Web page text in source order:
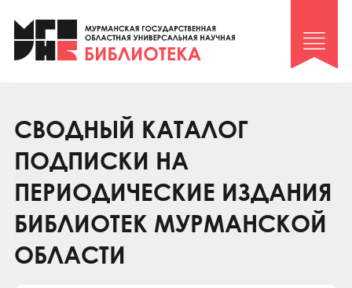
Клуб «Гиря и сельдерей»
Клуб «Семейный архив»
Коллегам
Контакты
СВОДНЫЙ КАТАЛОГ
ПОДПИСКИ НА
ПЕРИОДИЧЕСКИЕ ИЗДАНИЯ
БИБЛИОТЕК МУРМАНСКОЙ
ОБЛАСТИ